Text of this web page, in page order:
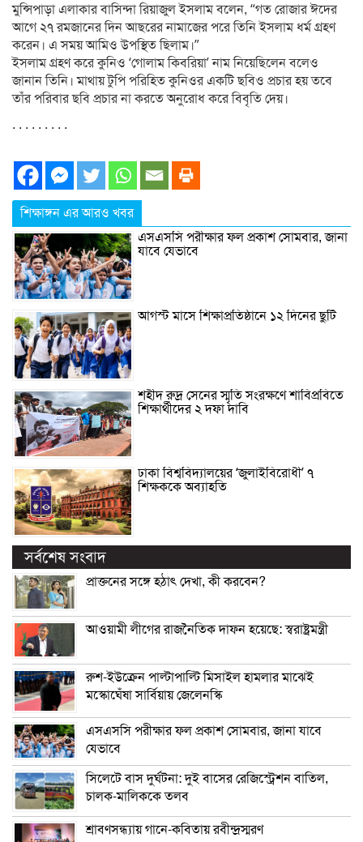
মুন্সিপাড়া এলাকার বাসিন্দা রিয়াজুল ইসলাম বলেন, “গত রোজার ঈদের
আগে ২৭ রমজানের দিন আছরের নামাজের পরে তিনি ইসলাম ধর্ম গ্রহণ
করেন। এ সময় আমিও উপস্থিত ছিলাম।”
ইসলাম গ্রহণ করে কুনিও ‘গোলাম কিবরিয়া’ নাম নিয়েছিলেন বলেও
জানান তিনি। মাথায় টুপি পরিহিত কুনিওর একটি ছবিও প্রচার হয় তবে
তাঁর পরিবার ছবি প্রচার না করতে অনুরোধ করে বিবৃতি দেয়।
. . . . . . . . .
শিক্ষাঙ্গন এর আরও খবর
এসএসসি পরীক্ষার ফল প্রকাশ সোমবার, জানা
যাবে যেভাবে
আগস্ট মাসে শিক্ষাপ্রতিষ্ঠানে ১২ দিনের ছুটি
শহীদ রুদ্র সেনের স্মৃতি সংরক্ষণে শাবিপ্রবিতে
শিক্ষার্থীদের ২ দফা দাবি
ঢাকা বিশ্ববিদ্যালয়ের ‘জুলাইবিরোধী’ ৭
শিক্ষককে অব্যাহতি
সর্বশেষ সংবাদ
প্রাক্তনের সঙ্গে হঠাৎ দেখা, কী করবেন?
আওয়ামী লীগের রাজনৈতিক দাফন হয়েছে: স্বরাষ্ট্রমন্ত্রী
রুশ-ইউক্রেন পাল্টাপাল্টি মিসাইল হামলার মাঝেই
মস্কোঘেঁষা সার্বিয়ায় জেলেনস্কি
এসএসসি পরীক্ষার ফল প্রকাশ সোমবার, জানা যাবে
যেভাবে
সিলেটে বাস দুর্ঘটনা: দুই বাসের রেজিস্ট্রেশন বাতিল,
চালক-মালিককে তলব
শ্রাবণসন্ধ্যায় গানে-কবিতায় রবীন্দ্রস্মরণ